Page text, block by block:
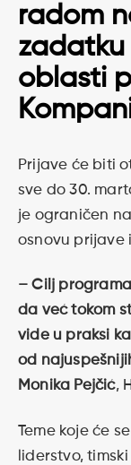
radom
zadatku
oblasti
Prijave će biti
sve do 30.
je ograničen
osnovu prijave
– Cilj
da već tokom
vide u praksi
od
Monika Pejčić,
Teme koje će
liderstvo,